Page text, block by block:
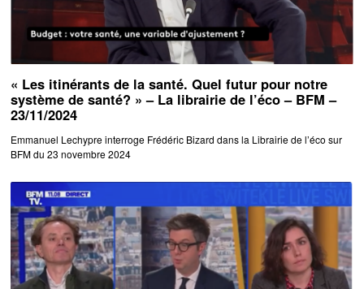
« Les itinérants de la santé. Quel futur pour notre
système de santé? » – La librairie de l’éco – BFM –
23/11/2024
Emmanuel Lechypre interroge Frédéric Bizard dans la Librairie de l’éco sur
BFM du 23 novembre 2024